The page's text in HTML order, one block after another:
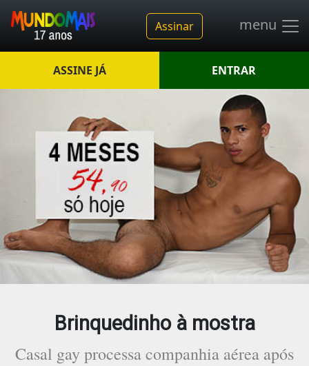
Assinar menu
ASSINE JÁ ENTRAR
Brinquedinho à mostra
Casal gay processa companhia aérea após